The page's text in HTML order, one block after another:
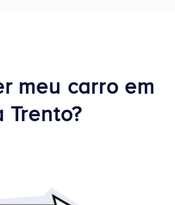
meu carro em
Trento?